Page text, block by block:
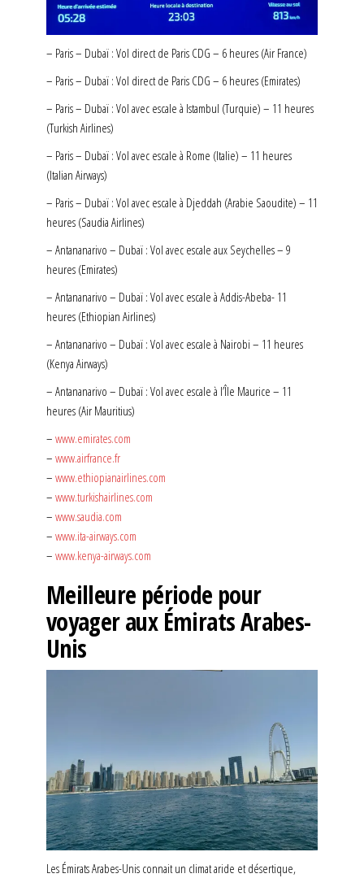
– Paris – Dubaï : Vol direct de Paris CDG – 6 heures (Air France)
– Paris – Dubaï : Vol direct de Paris CDG – 6 heures (Emirates)
– Paris – Dubaï : Vol avec escale à Istambul (Turquie) – 11 heures
(Turkish Airlines)
– Paris – Dubaï : Vol avec escale à Rome (Italie) – 11 heures
(Italian Airways)
– Paris – Dubaï : Vol avec escale à Djeddah (Arabie Saoudite) – 11
heures (Saudia Airlines)
– Antananarivo – Dubaï : Vol avec escale aux Seychelles – 9
heures (Emirates)
– Antananarivo – Dubaï : Vol avec escale à Addis-Abeba- 11
heures (Ethiopian Airlines)
– Antananarivo – Dubaï : Vol avec escale à Nairobi – 11 heures
(Kenya Airways)
– Antananarivo – Dubaï : Vol avec escale à l’Île Maurice – 11
heures (Air Mauritius)
– www.emirates.com
– www.airfrance.fr
– www.ethiopianairlines.com
– www.turkishairlines.com
– www.saudia.com
– www.ita-airways.com
– www.kenya-airways.com
Meilleure période pour
voyager aux Émirats Arabes-
Unis
Les Émirats Arabes-Unis connait un climat aride et désertique,